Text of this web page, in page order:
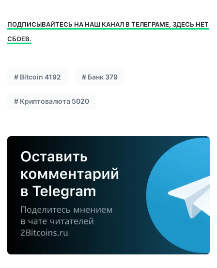
ПОДПИСЫВАЙТЕСЬ НА НАШ КАНАЛ В ТЕЛЕГРАМЕ, ЗДЕСЬ НЕТ
СБОЕВ.
# Bitcoin 4192 # Банк 379
# Криптовалюта 5020